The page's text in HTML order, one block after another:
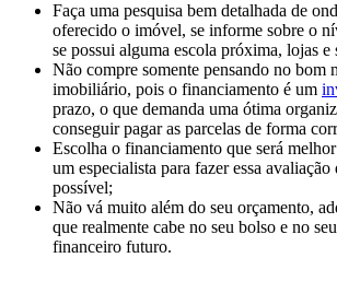
Faça uma pesquisa bem detalhada de
oferecido o imóvel, se informe sobre o
se possui alguma escola próxima, lojas e
Não compre somente pensando no bom
imobiliário, pois o financiamento é um
prazo, o que demanda uma ótima
conseguir pagar as parcelas de forma
Escolha o financiamento que será
um especialista para fazer essa
possível;
Não vá muito além do seu orçamento,
que realmente cabe no seu bolso e no
financeiro futuro.